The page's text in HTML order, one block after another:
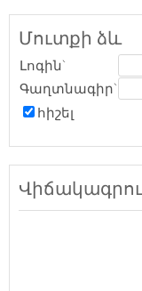
Մուտքի ձև
Լոգին`
Գաղտնագիր`
հիշել